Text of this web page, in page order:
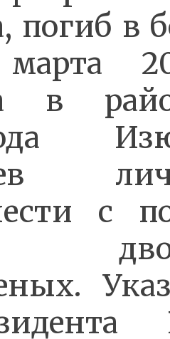
погиб в
в
с